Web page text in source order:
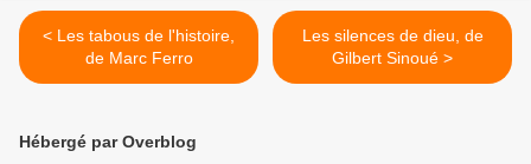
< Les tabous de l'histoire,
de Marc Ferro
Les silences de dieu, de
Gilbert Sinoué >
Hébergé par Overblog